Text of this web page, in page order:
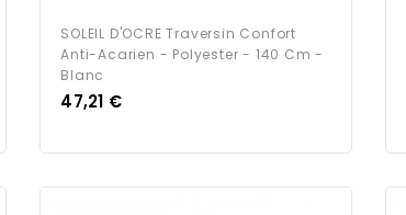
SOLEIL D'OCRE Traversin Confort
Anti-Acarien - Polyester - 140 Cm -
Blanc
Prix
47,21 €